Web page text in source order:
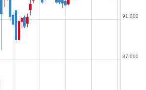
87,000
91,000